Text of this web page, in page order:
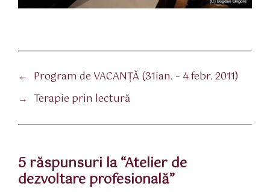
← Program de VACANŢĂ (31ian. – 4 febr. 2011)
→ Terapie prin lectură
5 răspunsuri la “Atelier de
dezvoltare profesională”